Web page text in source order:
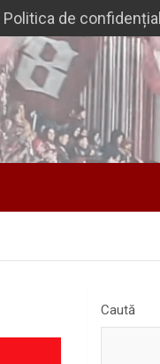
Politica de
Caută